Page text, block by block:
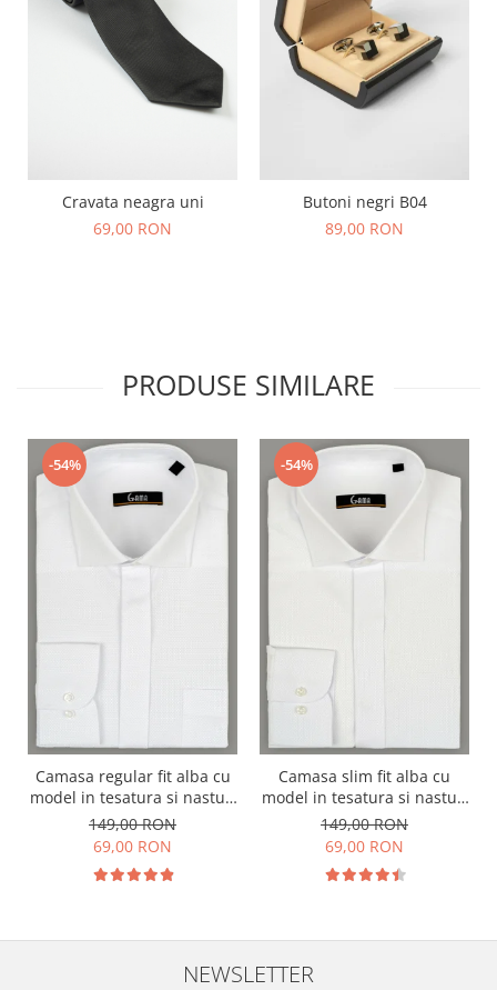
Cravata neagra uni
69,00 RON
Butoni negri B04
89,00 RON
PRODUSE SIMILARE
-54%
Camasa regular fit alba cu
model in tesatura si nasturi
ascunsi
149,00 RON
69,00 RON
-54%
Camasa slim fit alba cu
model in tesatura si nasturi
ascunsi
149,00 RON
69,00 RON
NEWSLETTER